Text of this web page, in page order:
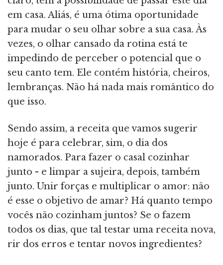
em casa. Aliás, é uma ótima oportunidade
para mudar o seu olhar sobre a sua casa. Às
vezes, o olhar cansado da rotina está te
impedindo de perceber o potencial que o
seu canto tem. Ele contém história, cheiros,
lembranças. Não há nada mais romântico do
que isso.
Sendo assim, a receita que vamos sugerir
hoje é para celebrar, sim, o dia dos
namorados. Para fazer o casal cozinhar
junto - e limpar a sujeira, depois, também
junto. Unir forças e multiplicar o amor: não
é esse o objetivo de amar? Há quanto tempo
vocês não cozinham juntos? Se o fazem
todos os dias, que tal testar uma receita nova,
rir dos erros e tentar novos ingredientes?